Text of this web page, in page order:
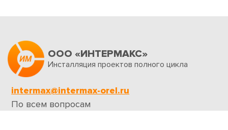
ООО «ИНТЕРМАКС»
Инсталляция проектов полного цикла
intermax@intermax-orel.ru
По всем вопросам